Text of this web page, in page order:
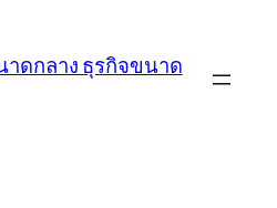
าดกลาง ธุรกิจขนาด